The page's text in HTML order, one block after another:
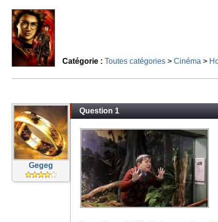
Catégorie : Toutes catégories > Cinéma >
Gegeg
Question 1